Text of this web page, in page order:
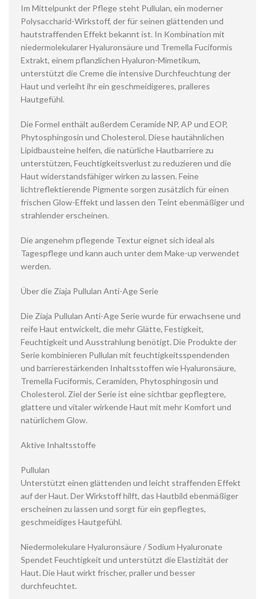
Im Mittelpunkt der Pflege steht Pullulan, ein moderner
Polysaccharid-Wirkstoff, der für seinen glättenden und
hautstraffenden Effekt bekannt ist. In Kombination mit
niedermolekularer Hyaluronsäure und Tremella Fuciformis
Extrakt, einem pflanzlichen Hyaluron-Mimetikum,
unterstützt die Creme die intensive Durchfeuchtung der
Haut und verleiht ihr ein geschmeidigeres, pralleres
Hautgefühl.
Die Formel enthält außerdem Ceramide NP, AP und EOP,
Phytosphingosin und Cholesterol. Diese hautähnlichen
Lipidbausteine helfen, die natürliche Hautbarriere zu
unterstützen, Feuchtigkeitsverlust zu reduzieren und die
Haut widerstandsfähiger wirken zu lassen. Feine
lichtreflektierende Pigmente sorgen zusätzlich für einen
frischen Glow-Effekt und lassen den Teint ebenmäßiger und
strahlender erscheinen.
Die angenehm pflegende Textur eignet sich ideal als
Tagespflege und kann auch unter dem Make-up verwendet
werden.
Über die Ziaja Pullulan Anti-Age Serie
Die Ziaja Pullulan Anti-Age Serie wurde für erwachsene und
reife Haut entwickelt, die mehr Glätte, Festigkeit,
Feuchtigkeit und Ausstrahlung benötigt. Die Produkte der
Serie kombinieren Pullulan mit feuchtigkeitsspendenden
und barrierestärkenden Inhaltsstoffen wie Hyaluronsäure,
Tremella Fuciformis, Ceramiden, Phytosphingosin und
Cholesterol. Ziel der Serie ist eine sichtbar gepflegtere,
glattere und vitaler wirkende Haut mit mehr Komfort und
natürlichem Glow.
Aktive Inhaltsstoffe
Pullulan
Unterstützt einen glättenden und leicht straffenden Effekt
auf der Haut. Der Wirkstoff hilft, das Hautbild ebenmäßiger
erscheinen zu lassen und sorgt für ein gepflegtes,
geschmeidiges Hautgefühl.
Niedermolekulare Hyaluronsäure / Sodium Hyaluronate
Spendet Feuchtigkeit und unterstützt die Elastizität der
Haut. Die Haut wirkt frischer, praller und besser
durchfeuchtet.